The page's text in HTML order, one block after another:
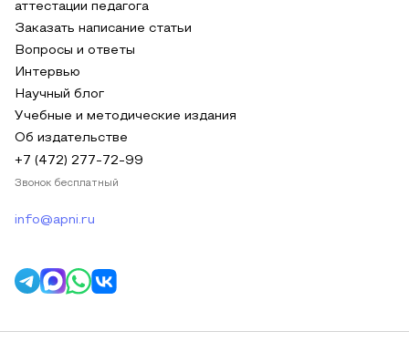
аттестации педагога
Заказать написание статьи
Вопросы и ответы
Интервью
Научный блог
Учебные и методические издания
Об издательстве
+7 (472) 277-72-99
Звонок бесплатный
info@apni.ru